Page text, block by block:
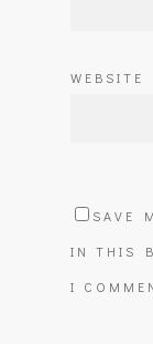
WEBSITE
SAVE
IN THIS
I